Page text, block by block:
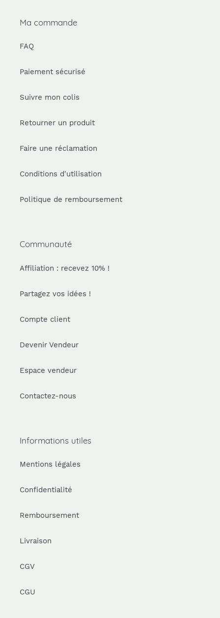
Ma commande
FAQ
Paiement sécurisé
Suivre mon colis
Retourner un produit
Faire une réclamation
Conditions d'utilisation
Politique de remboursement
Communauté
Affiliation : recevez 10% !
Partagez vos idées !
Compte client
Devenir Vendeur
Espace vendeur
Contactez-nous
Informations utiles
Mentions légales
Confidentialité
Remboursement
Livraison
CGV
CGU
appareil